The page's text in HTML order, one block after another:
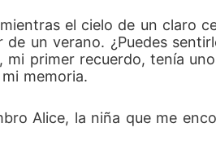
el cielo de un claro
un verano. ¿Puedes
mi primer recuerdo, tenía
memoria.
Alice, la niña que me